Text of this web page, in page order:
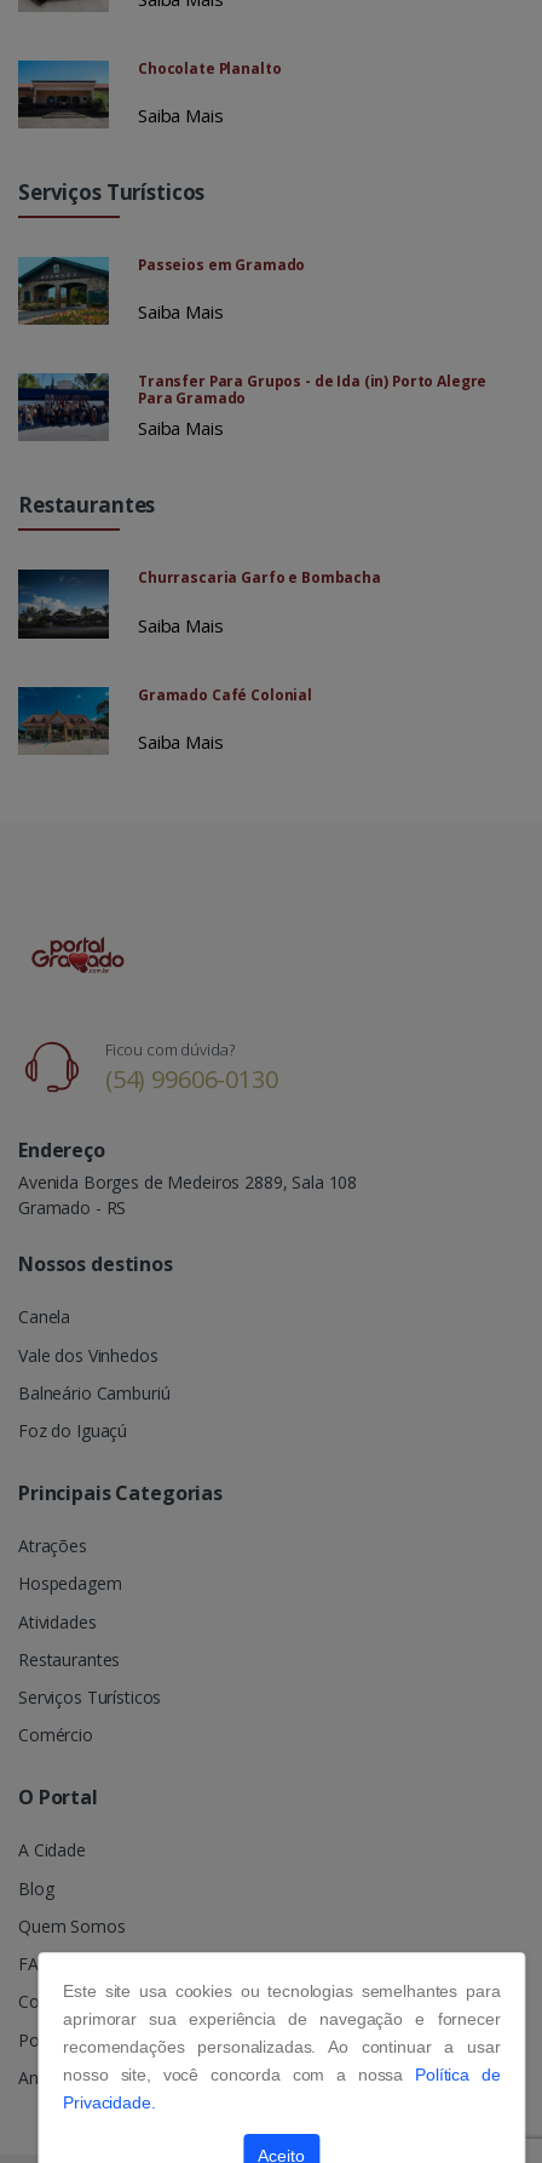
Chocolate Planalto
Saiba Mais
Serviços Turísticos
Passeios em Gramado
Saiba Mais
Transfer Para Grupos - de Ida (in) Porto Alegre
Para Gramado
Saiba Mais
Restaurantes
Churrascaria Garfo e Bombacha
Saiba Mais
Gramado Café Colonial
Saiba Mais
Ficou com dúvida?
(54) 99606-0130
Endereço
Avenida Borges de Medeiros 2889, Sala 108
Gramado - RS
Nossos destinos
Canela
Vale dos Vinhedos
Balneário Camburiú
Foz do Iguaçú
Principais Categorias
Atrações
Hospedagem
Atividades
Restaurantes
Serviços Turísticos
Comércio
O Portal
A Cidade
Blog
Quem Somos
FAQ
Contato
Política de Privacidade
Anuncie
Este site usa cookies ou tecnologias semelhantes para
aprimorar sua experiência de navegação e fornecer
recomendações personalizadas. Ao continuar a usar
nosso site, você concorda com a nossa Política de
Privacidade.
Aceito